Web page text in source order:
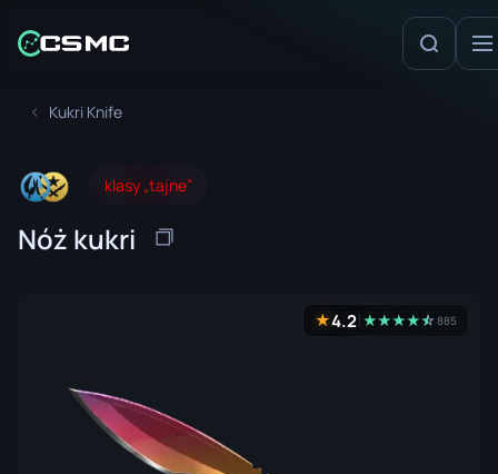
Kukri Knife
klasy „tajne”
Nóż kukri
★4.2 ★★★★★
☆885